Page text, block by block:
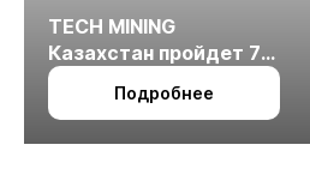
TECH MINING
Казахстан пройдет 7
октября в Алматы
Подробнее